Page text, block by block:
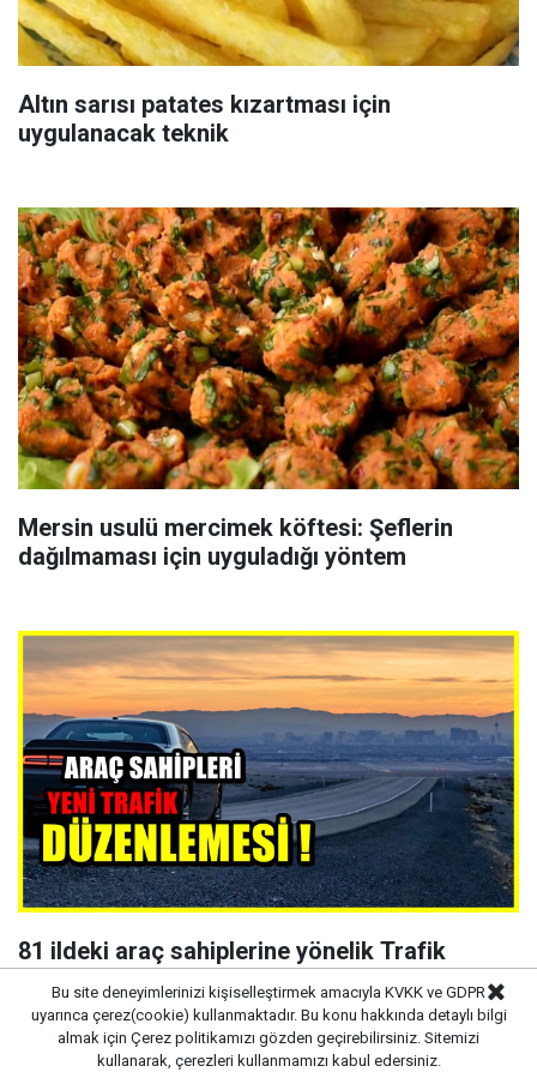
Altın sarısı patates kızartması için
uygulanacak teknik
Mersin usulü mercimek köftesi: Şeflerin
dağılmaması için uyguladığı yöntem
81 ildeki araç sahiplerine yönelik Trafik
cezalarında yeni karar
Bu site deneyimlerinizi kişiselleştirmek amacıyla KVKK ve GDPR
uyarınca çerez(cookie) kullanmaktadır. Bu konu hakkında detaylı bilgi
almak için Çerez politikamızı gözden geçirebilirsiniz. Sitemizi
kullanarak, çerezleri kullanmamızı kabul edersiniz.